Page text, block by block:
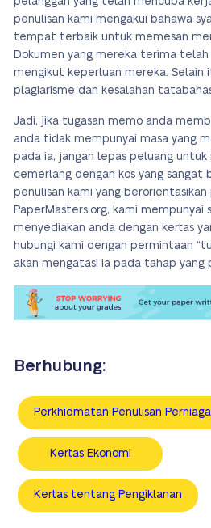
penulisan kami mengakui bahawa
tempat terbaik untuk memesan
Dokumen yang mereka terima
mengikut keperluan mereka. Selain
plagiarisme dan kesalahan
Jadi, jika tugasan memo anda
anda tidak mempunyai masa yang
pada ia, jangan lepas peluang
cemerlang dengan kos yang
penulisan kami yang berorientasikan
PaperMasters.org, kami mempunyai
menyediakan anda dengan kertas
hubungi kami dengan permintaan
akan mengatasi ia pada tahap yang
Berhubung:
Perkhidmatan Penulisan
Kertas Ekonomi
Kertas tentang Pengiklanan